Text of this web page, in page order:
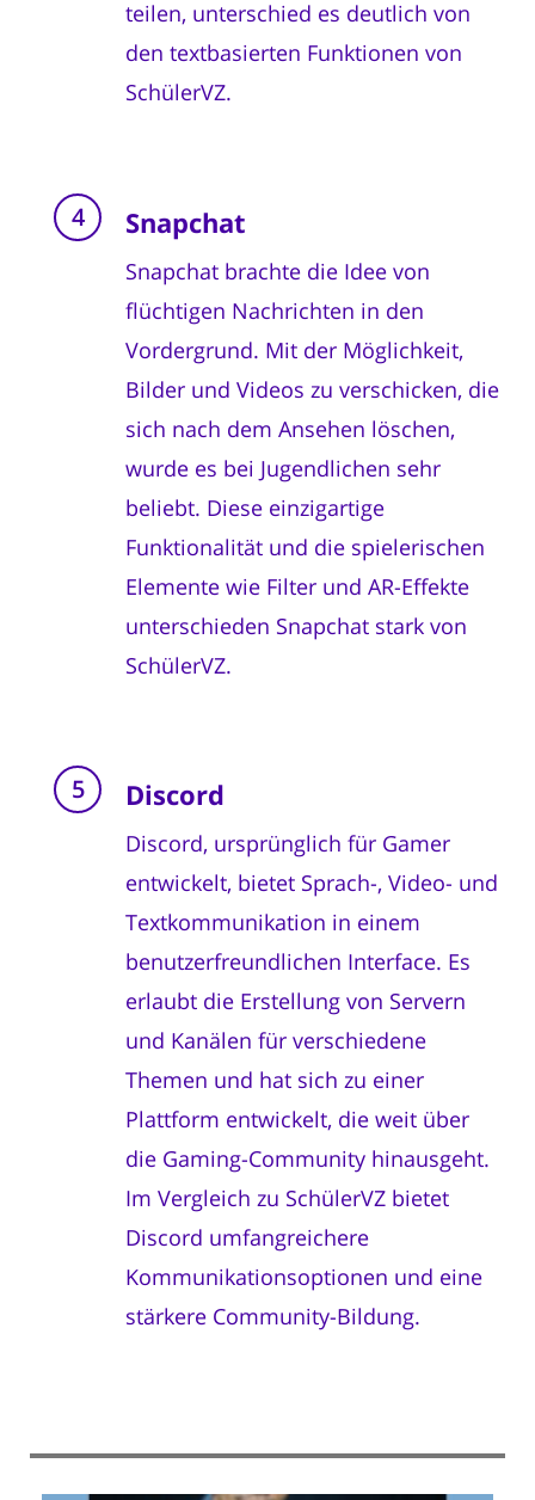
teilen, unterschied es deutlich von
den textbasierten Funktionen von
SchülerVZ.
Snapchat
Snapchat brachte die Idee von
flüchtigen Nachrichten in den
Vordergrund. Mit der Möglichkeit,
Bilder und Videos zu verschicken, die
sich nach dem Ansehen löschen,
wurde es bei Jugendlichen sehr
beliebt. Diese einzigartige
Funktionalität und die spielerischen
Elemente wie Filter und AR-Effekte
unterschieden Snapchat stark von
SchülerVZ.
Discord
Discord, ursprünglich für Gamer
entwickelt, bietet Sprach-, Video- und
Textkommunikation in einem
benutzerfreundlichen Interface. Es
erlaubt die Erstellung von Servern
und Kanälen für verschiedene
Themen und hat sich zu einer
Plattform entwickelt, die weit über
die Gaming-Community hinausgeht.
Im Vergleich zu SchülerVZ bietet
Discord umfangreichere
Kommunikationsoptionen und eine
stärkere Community-Bildung.